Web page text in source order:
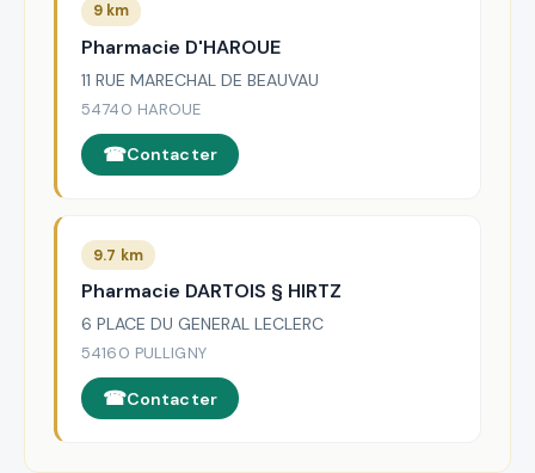
9 km
Pharmacie D'HAROUE
11 RUE MARECHAL DE BEAUVAU
54740 HAROUE
Contacter
9.7 km
Pharmacie DARTOIS § HIRTZ
6 PLACE DU GENERAL LECLERC
54160 PULLIGNY
Contacter